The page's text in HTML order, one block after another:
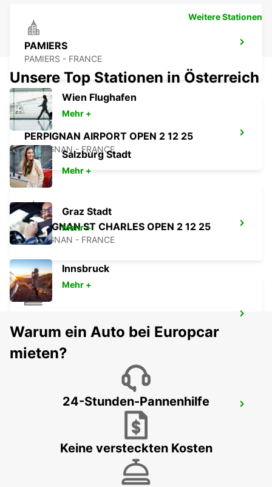
PAMIERS
PAMIERS - FRANCE
PERPIGNAN AIRPORT OPEN 2 12 25
PERPIGNAN - FRANCE
PERPIGNAN ST CHARLES OPEN 2 12 25
PERPIGNAN - FRANCE
PERPIGNAN - FRANCE
TOULOUSE LABEGE
Weitere Stationen
Unsere Top Stationen in Österreich
Wien Flughafen
Mehr +
Salzburg Stadt
Mehr +
Graz Stadt
Mehr +
Innsbruck
Mehr +
Warum ein Auto bei Europcar
mieten?
24-Stunden-Pannenhilfe
Keine versteckten Kosten